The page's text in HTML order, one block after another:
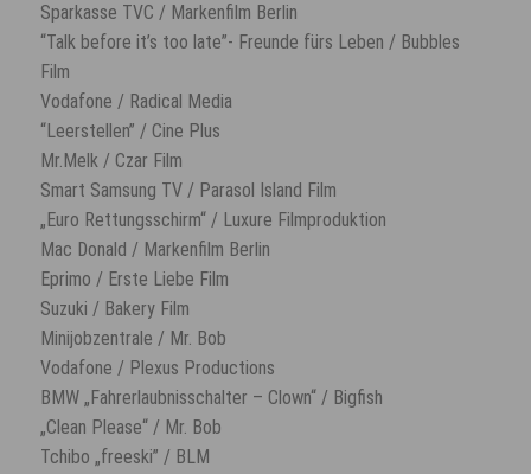
Sparkasse TVC / Markenfilm Berlin
“Talk before it’s too late”- Freunde fürs Leben / Bubbles
Film
Vodafone / Radical Media
“Leerstellen” / Cine Plus
Mr.Melk / Czar Film
Smart Samsung TV / Parasol Island Film
„Euro Rettungsschirm“ / Luxure Filmproduktion
Mac Donald / Markenfilm Berlin
Eprimo / Erste Liebe Film
Suzuki / Bakery Film
Minijobzentrale / Mr. Bob
Vodafone / Plexus Productions
BMW „Fahrerlaubnisschalter – Clown“ / Bigfish
„Clean Please“ / Mr. Bob
Tchibo „freeski” / BLM